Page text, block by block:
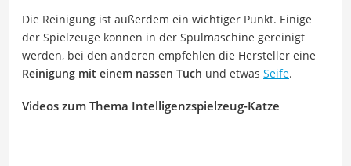
Die Reinigung ist außerdem ein wichtiger Punkt. Einige
der Spielzeuge können in der Spülmaschine gereinigt
werden, bei den anderen empfehlen die Hersteller eine
Reinigung mit einem nassen Tuch und etwas Seife.
Videos zum Thema Intelligenzspielzeug-Katze